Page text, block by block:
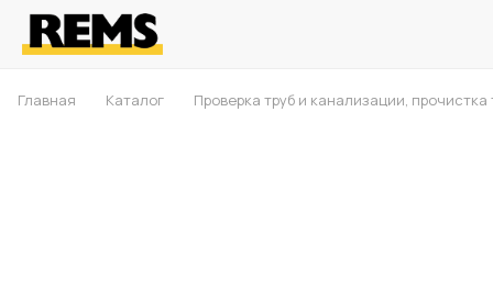
Главная Каталог Проверка труб и канализации,